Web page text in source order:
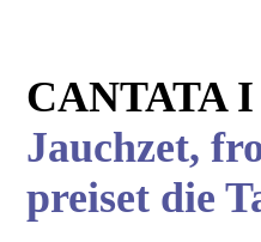
CANTATA I
Jauchzet,
preiset die